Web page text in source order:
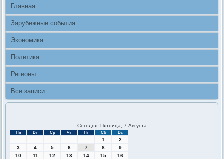
Главная
Зарубежные события
Экономика
Политика
Регионы
Все записи
Сегодня: Пятница, 7 Августа
Пн Вт Ср Чт Пт Сб Вс
1
2
3
4 5 6 7 8
9
10
11 12 13 14 15
16